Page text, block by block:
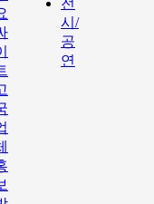
전
시/
공
연